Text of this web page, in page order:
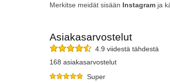
Merkitse meidät sisään Instagram ja
Asiakasarvostelut
4.9 viidestä tähdestä
168 asiakasarvostelut
Super